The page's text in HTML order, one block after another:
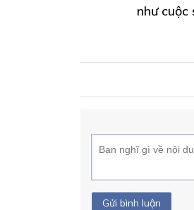
như
Gửi bình luận